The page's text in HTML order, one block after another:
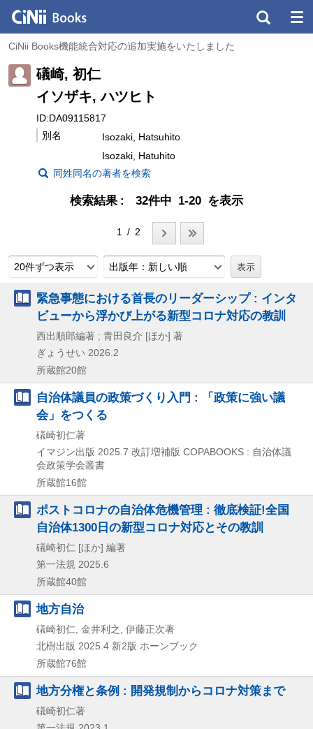
CiNii Books機能統合対応の追加実施をいたしました
礒崎, 初仁
イソザキ, ハツヒト
ID:DA09115817
別名
Isozaki, Hatsuhito
Isozaki, Hatuhito
同姓同名の著者を検索
検索結果 32件中 1-20 を表示
1 / 2
20件ずつ表示 出版年：新しい順
緊急事態における首長のリーダーシップ : インタ
ビューから浮かび上がる新型コロナ対応の教訓
西出順郎編著 ; 青田良介 [ほか] 著
ぎょうせい 2026.2
所蔵館20館
自治体議員の政策づくり入門 : 「政策に強い議
会」をつくる
礒崎初仁著
イマジン出版 2025.7 改訂増補版 COPABOOKS : 自治体議
会政策学会叢書
所蔵館16館
ポストコロナの自治体危機管理 : 徹底検証!全国
自治体1300日の新型コロナ対応とその教訓
礒崎初仁 [ほか] 編著
第一法規 2025.6
所蔵館40館
地方自治
礒崎初仁, 金井利之, 伊藤正次著
北樹出版 2025.4 新2版 ホーンブック
所蔵館76館
地方分権と条例 : 開発規制からコロナ対策まで
礒崎初仁著